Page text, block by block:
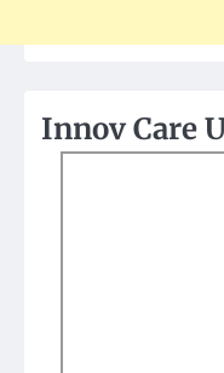
Innov Care